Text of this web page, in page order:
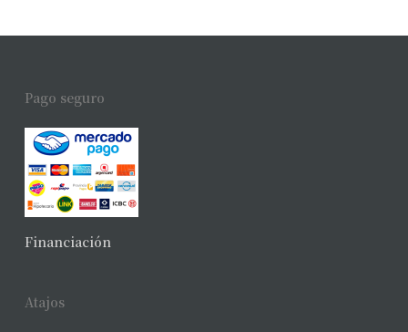
No hay productos en el carrito.
Pago seguro
Financiación
Atajos